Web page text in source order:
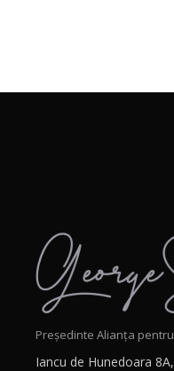
Președinte Alianța
Iancu de Hunedoara